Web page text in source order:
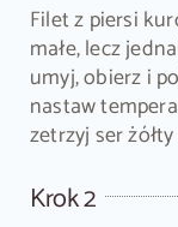
Filet z piersi
małe, lecz
umyj, obierz i
nastaw
zetrzyj ser
Krok 2